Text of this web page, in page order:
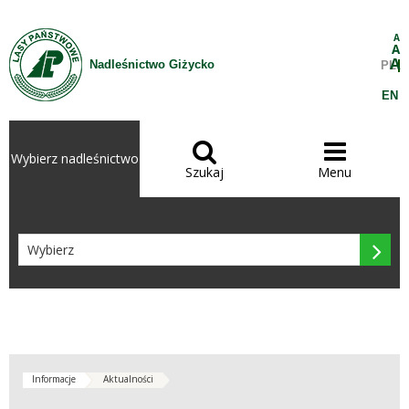
Nadleśnictwo Giżycko
A
A
A
PL
EN
Wybierz nadleśnictwo 
Szukaj

Menu

Informacje Aktualności